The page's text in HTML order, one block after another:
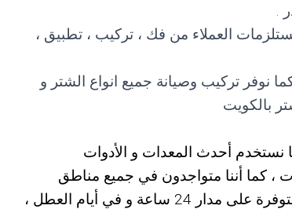
.
العملاء من فك ، تركيب ، تطبيق ،
نوفر تركيب وصيانة جميع انواع الشتر و
بالكويت
نستخدم أحدث المعدات و الأدوات
، كما أننا متواجدون في جميع مناطق
الكويت عبر ورشاتنا المتنقلة ، بالإضافة الى خدمتنا المتوفرة على مدار 24 ساعة و في أيام العطل ،